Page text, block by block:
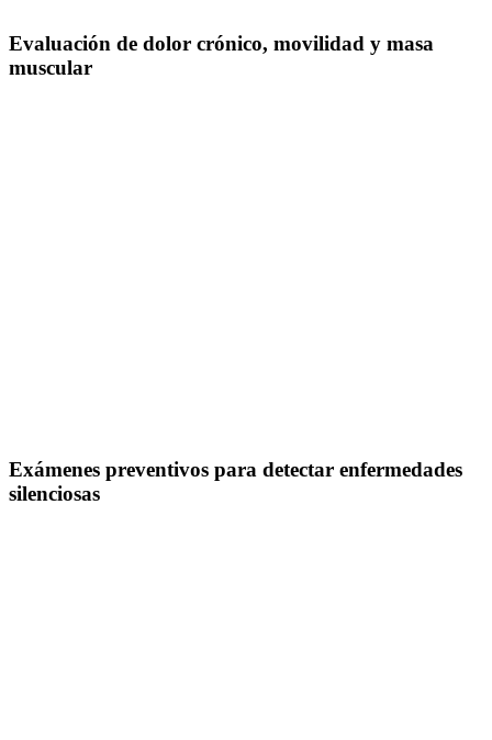
Evaluación de dolor crónico, movilidad y masa
muscular
Exámenes preventivos para detectar enfermedades
silenciosas